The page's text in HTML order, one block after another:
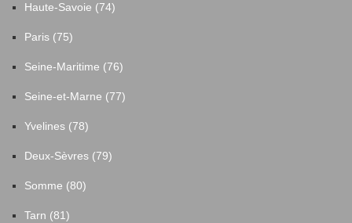
Haute-Savoie (74)
Paris (75)
Seine-Maritime (76)
Seine-et-Marne (77)
Yvelines (78)
Deux-Sèvres (79)
Somme (80)
Tarn (81)